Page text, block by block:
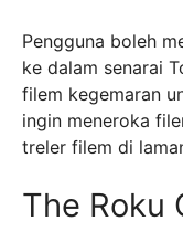
Pengguna boleh
ke dalam senarai
filem kegemaran
ingin meneroka
treler filem di
The Roku